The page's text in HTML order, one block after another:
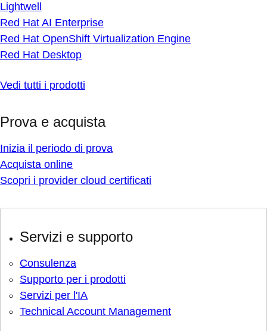
Lightwell
Red Hat AI Enterprise
Red Hat OpenShift Virtualization Engine
Red Hat Desktop
Vedi tutti i prodotti
Prova e acquista
Inizia il periodo di prova
Acquista online
Scopri i provider cloud certificati
Servizi e supporto
Consulenza
Supporto per i prodotti
Servizi per l'IA
Technical Account Management